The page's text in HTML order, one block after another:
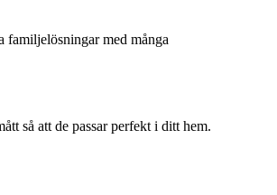
familjelösningar med många
så att de passar perfekt i ditt hem.